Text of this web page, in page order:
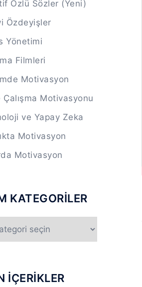
Özlü Sözler (Yeni)
Özdeyişler
Yönetimi
Filmleri
Motivasyon
Çalışma Motivasyonu
ve Yapay Zeka
Motivasyon
Motivasyon
KATEGORİLER
İÇERİKLER